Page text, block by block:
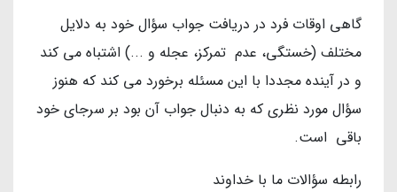
گاهی اوقات فرد در دریافت جواب سؤال خود به دلایل
مختلف (خستگی، عدم تمرکز، عجله و ...) اشتباه می کند
و در آینده مجددا با این مسئله برخورد می کند که هنوز
سؤال مورد نظری که به دنبال جواب آن بود بر سرجای خود
باقی است.
رابطه سؤالات ما با خداوند